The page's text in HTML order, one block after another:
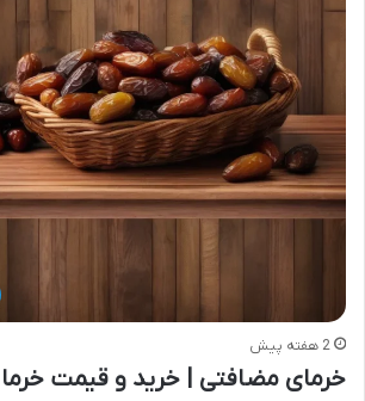
2 هفته پیش
خرمای مضافتی | خرید و قیمت خرما